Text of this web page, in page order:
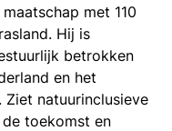
met 110
Hij is
betrokken
en het
natuurinclusieve
toekomst en